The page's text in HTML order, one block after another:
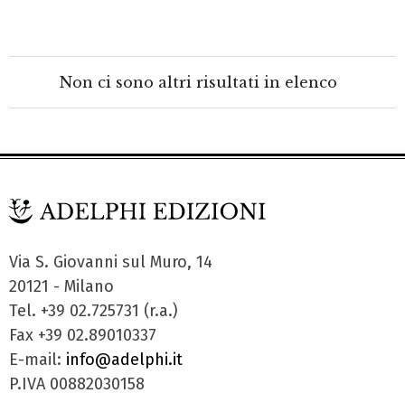
Non ci sono altri risultati in elenco
Via S. Giovanni sul Muro, 14
20121 - Milano
Tel. +39 02.725731 (r.a.)
Fax +39 02.89010337
E-mail: info@adelphi.it
P.IVA 00882030158